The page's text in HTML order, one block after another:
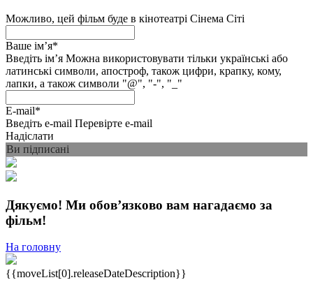
Можливо, цей фільм буде в кінотеатрі Сінема Сіті
Ваше імʼя*
Введіть імʼя Можна використовувати тільки українські або
латинські символи, апостроф, також цифри, крапку, кому,
лапки, а також символи "@", "-", "_"
E-mail*
Введіть e-mail Перевірте e-mail
Надіслати
Ви підписані
Дякуємо! Ми обовʼязково вам нагадаємо за
фільм!
На головну
{{moveList[0].releaseDateDescription}}